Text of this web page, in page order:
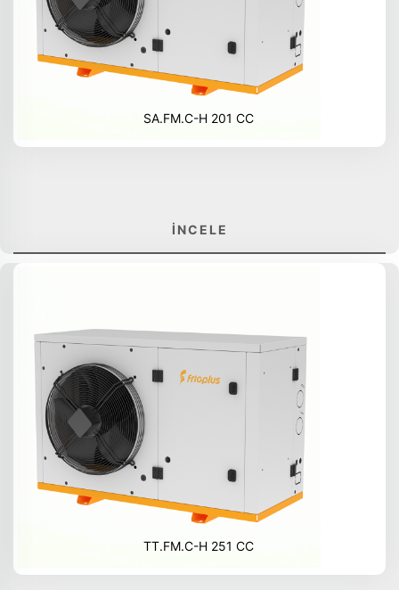
SA.FM.C-H 201 CC
İNCELE
TT.FM.C-H 251 CC